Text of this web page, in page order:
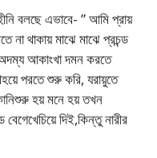
বলছে এভাবে- ” আমি প্রায়
না থাকায় মাঝে মাঝে প্রচন্ড
আকাংখা দমন করতে
পরতে শুরু করি, যরায়ুতে
হয় মনে হয় তখন
দিই,কিন্তু নারীর